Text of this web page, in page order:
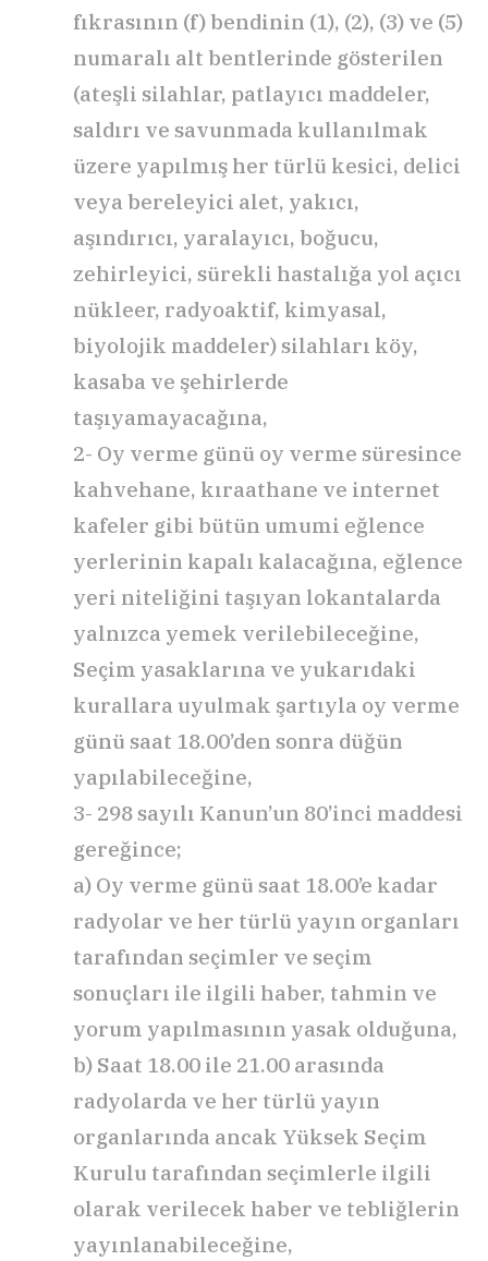
fıkrasının (f) bendinin (1), (2), (3) ve (5)
numaralı alt bentlerinde gösterilen
(ateşli silahlar, patlayıcı maddeler,
saldırı ve savunmada kullanılmak
üzere yapılmış her türlü kesici, delici
veya bereleyici alet, yakıcı,
aşındırıcı, yaralayıcı, boğucu,
zehirleyici, sürekli hastalığa yol açıcı
nükleer, radyoaktif, kimyasal,
biyolojik maddeler) silahları köy,
kasaba ve şehirlerde
taşıyamayacağına,
2- Oy verme günü oy verme süresince
kahvehane, kıraathane ve internet
kafeler gibi bütün umumi eğlence
yerlerinin kapalı kalacağına, eğlence
yeri niteliğini taşıyan lokantalarda
yalnızca yemek verilebileceğine,
Seçim yasaklarına ve yukarıdaki
kurallara uyulmak şartıyla oy verme
günü saat 18.00’den sonra düğün
yapılabileceğine,
3- 298 sayılı Kanun’un 80’inci maddesi
gereğince;
a) Oy verme günü saat 18.00’e kadar
radyolar ve her türlü yayın organları
tarafından seçimler ve seçim
sonuçları ile ilgili haber, tahmin ve
yorum yapılmasının yasak olduğuna,
b) Saat 18.00 ile 21.00 arasında
radyolarda ve her türlü yayın
organlarında ancak Yüksek Seçim
Kurulu tarafından seçimlerle ilgili
olarak verilecek haber ve tebliğlerin
yayınlanabileceğine,